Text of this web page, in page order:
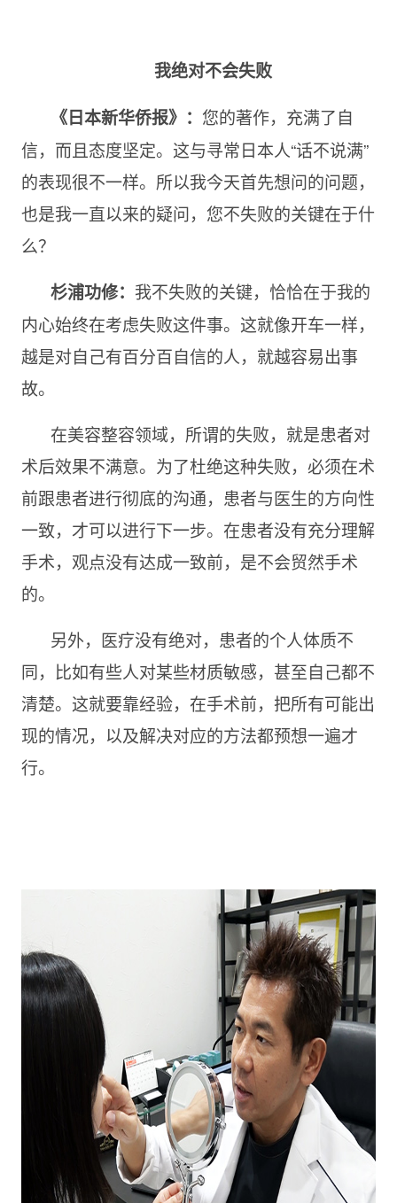
我绝对不会失败
《日本新华侨报》： 您的著作，充满了自
信，而且态度坚定。这与寻常日本人“话不说满”
的表现很不一样。所以我今天首先想问的问题，
也是我一直以来的疑问，您不失败的关键在于什
么？
杉浦功修： 我不失败的关键，恰恰在于我的
内心始终在考虑失败这件事。这就像开车一样，
越是对自己有百分百自信的人，就越容易出事
故。
在美容整容领域，所谓的失败，就是患者对
术后效果不满意。为了杜绝这种失败，必须在术
前跟患者进行彻底的沟通，患者与医生的方向性
一致，才可以进行下一步。在患者没有充分理解
手术，观点没有达成一致前，是不会贸然手术
的。
另外，医疗没有绝对，患者的个人体质不
同，比如有些人对某些材质敏感，甚至自己都不
清楚。这就要靠经验，在手术前，把所有可能出
现的情况，以及解决对应的方法都预想一遍才
行。